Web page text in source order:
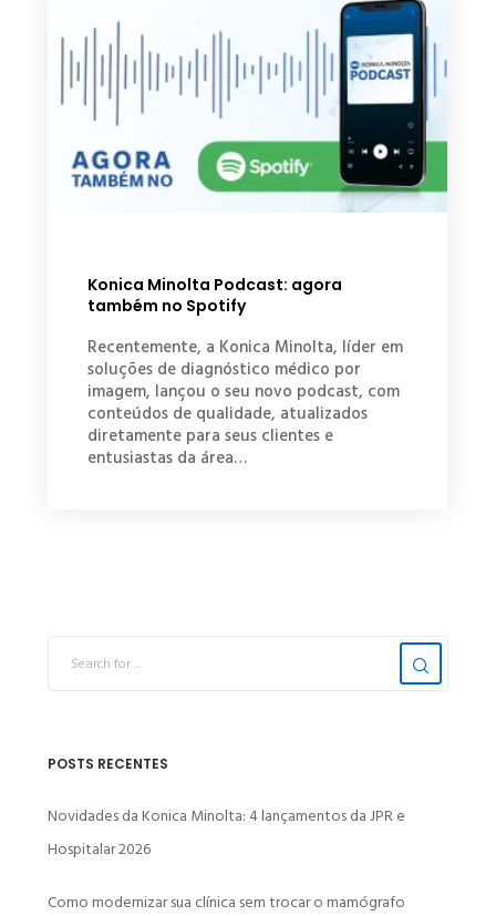
Konica Minolta Podcast: agora
também no Spotify
Recentemente, a Konica Minolta, líder em
soluções de diagnóstico médico por
imagem, lançou o seu novo podcast, com
conteúdos de qualidade, atualizados
diretamente para seus clientes e
entusiastas da área…
POSTS RECENTES
Novidades da Konica Minolta: 4 lançamentos da JPR e
Hospitalar 2026
Como modernizar sua clínica sem trocar o mamógrafo